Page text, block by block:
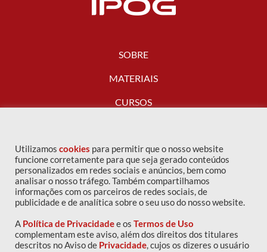
SOBRE
MATERIAIS
CURSOS
FALE CONOSCO
Utilizamos cookies para permitir que o nosso website
funcione corretamente para que seja gerado conteúdos
personalizados em redes sociais e anúncios, bem como
analisar o nosso tráfego. Também compartilhamos
informações com os parceiros de redes sociais, de
publicidade e de analítica sobre o seu uso do nosso website.
A Política de Privacidadee os Termos de Uso
complementam este aviso, além dos direitos dos titulares
descritos no Aviso de Privacidade, cujos os dizeres o usuário